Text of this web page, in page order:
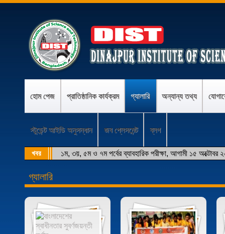
হোম পেজ প্রাতিষ্ঠানিক কার্যক্রম গ্যালারি অন্যান্য তথ্য
স্টুডেন্ট আইডি অনুসন্ধান জব প্লেসমেন্ট ব্লগ
খবর ১ম, ৩য়, ৫ম ও ৭ম পর্বের ব্যাবহারিক পরীক্ষা, আগামী ১৫
গ্যালারি